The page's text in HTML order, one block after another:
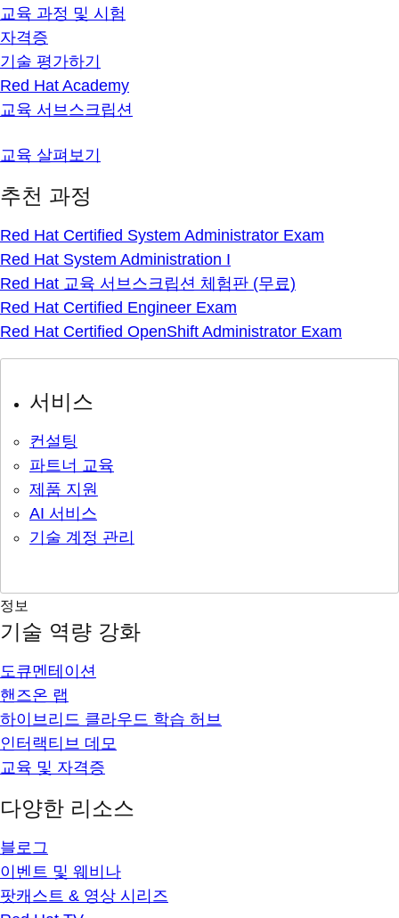
교육 과정 및 시험
자격증
기술 평가하기
Red Hat Academy
교육 서브스크립션
교육 살펴보기
추천 과정
Red Hat Certified System Administrator Exam
Red Hat System Administration I
Red Hat 교육 서브스크립션 체험판 (무료)
Red Hat Certified Engineer Exam
Red Hat Certified OpenShift Administrator Exam
서비스
컨설팅
파트너 교육
제품 지원
AI 서비스
기술 계정 관리
정보
기술 역량 강화
도큐멘테이션
핸즈온 랩
하이브리드 클라우드 학습 허브
인터랙티브 데모
교육 및 자격증
다양한 리소스
블로그
이벤트 및 웨비나
팟캐스트 & 영상 시리즈